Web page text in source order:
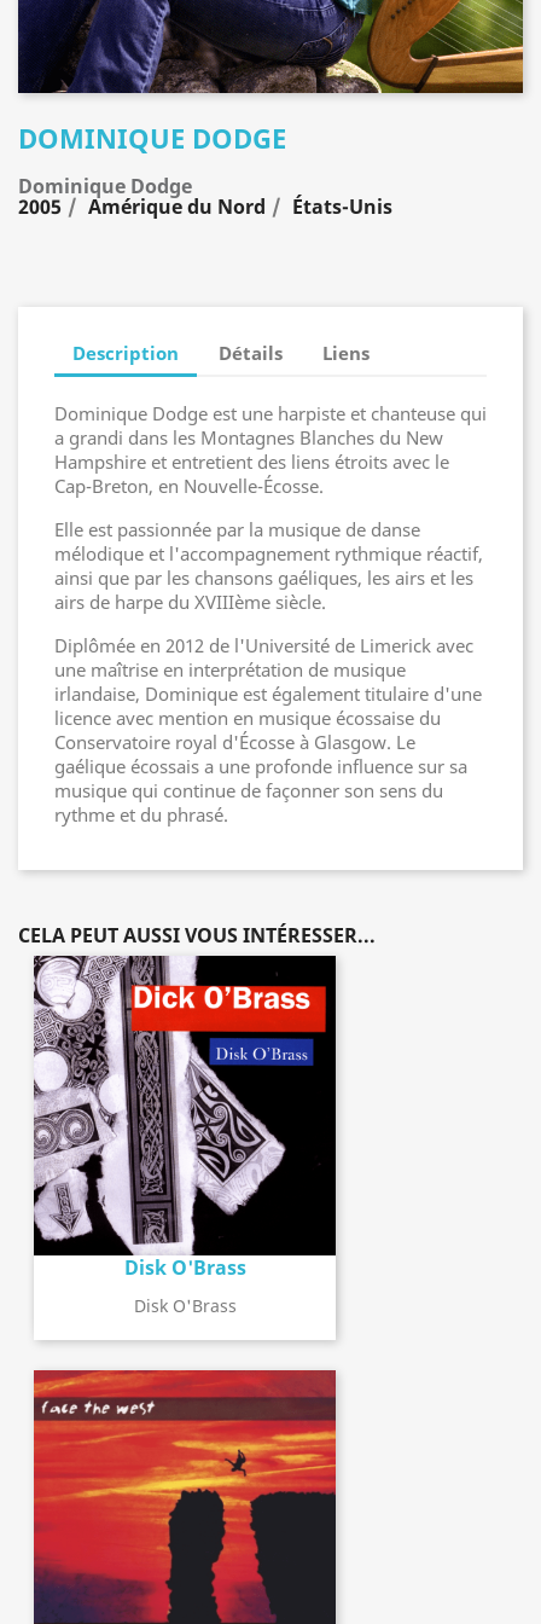
DOMINIQUE DODGE
Dominique Dodge
2005 Amérique du Nord États-Unis
Description Détails Liens
Dominique Dodge est une harpiste et chanteuse qui
a grandi dans les Montagnes Blanches du New
Hampshire et entretient des liens étroits avec le
Cap-Breton, en Nouvelle-Écosse.
Elle est passionnée par la musique de danse
mélodique et l'accompagnement rythmique réactif,
ainsi que par les chansons gaéliques, les airs et les
airs de harpe du XVIIIème siècle.
Diplômée en 2012 de l'Université de Limerick avec
une maîtrise en interprétation de musique
irlandaise, Dominique est également titulaire d'une
licence avec mention en musique écossaise du
Conservatoire royal d'Écosse à Glasgow. Le
gaélique écossais a une profonde influence sur sa
musique qui continue de façonner son sens du
rythme et du phrasé.
CELA PEUT AUSSI VOUS INTÉRESSER...
Disk O'Brass
Disk O'Brass